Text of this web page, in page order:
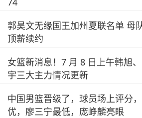
郭昊文无缘国王加州夏联名单 母
顶薪续约
女篮新消息！7 月 8 日上午韩旭
宇三大主力情况更新
中国男篮晋级了，球员场上评分
优，廖三宁最低，庞峥麟亮眼